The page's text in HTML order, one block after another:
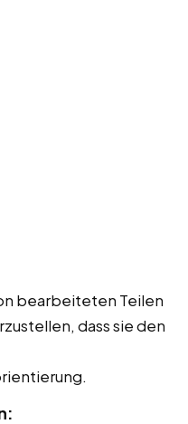
bearbeiteten Teilen
dass sie den